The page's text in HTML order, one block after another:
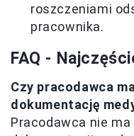
roszczeniami
pracownika.
FAQ -
Czy pracodawca
dokumentację
Pracodawca nie